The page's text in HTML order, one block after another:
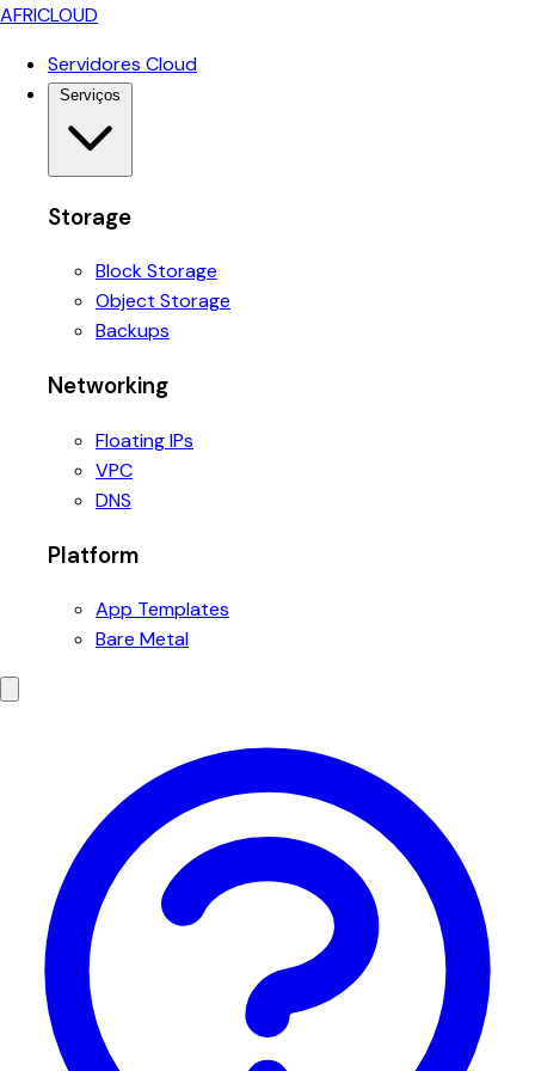
AFRICLOUD
Servidores Cloud
Serviços
Storage
Block Storage
Object Storage
Backups
Networking
Floating IPs
VPC
DNS
Platform
App Templates
Bare Metal